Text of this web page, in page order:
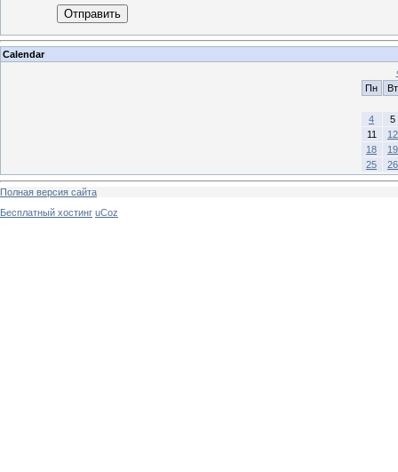
Отправить
Calendar
Пн
Вт
4
5
11
12
18
19
25
26
Полная версия сайта
Бесплатный хостинг uCoz